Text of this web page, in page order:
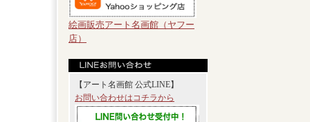
絵画販売アート名画館（ヤフー
店）
【アート名画館 公式LINE】
お問い合わせはコチラから